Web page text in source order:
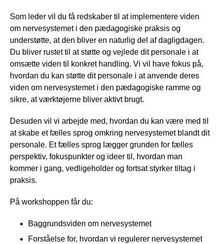
Som leder vil du få redskaber til at implementere viden
om nervesystemet i den pædagogiske praksis og
understøtte, at den bliver en naturlig del af dagligdagen.
Du bliver rustet til at støtte og vejlede dit personale i at
omsætte viden til konkret handling. Vi vil have fokus på,
hvordan du kan støtte dit personale i at anvende deres
viden om nervesystemet i den pædagogiske ramme og
sikre, at værktøjerne bliver aktivt brugt.
Desuden vil vi arbejde med, hvordan du kan være med til
at skabe et fælles sprog omkring nervesystemet blandt dit
personale. Et fælles sprog lægger grunden for fælles
perspektiv, fokuspunkter og ideer til, hvordan man
kommer i gang, vedligeholder og fortsat styrker tiltag i
praksis.
På workshoppen får du:
Baggrundsviden om nervesystemet
Forståelse for, hvordan vi regulerer nervesystemet